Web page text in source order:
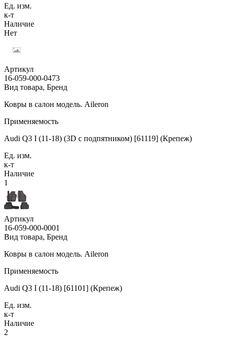
Ед. изм.
к-т
Наличие
Нет
Артикул
16-059-000-0473
Вид товара, Бренд
Ковры в салон модель. Aileron
Применяемость
Audi Q3 I (11-18) (3D с подпятником) [61119] (Крепеж)
Ед. изм.
к-т
Наличие
1
Артикул
16-059-000-0001
Вид товара, Бренд
Ковры в салон модель. Aileron
Применяемость
Audi Q3 I (11-18) [61101] (Крепеж)
Ед. изм.
к-т
Наличие
2